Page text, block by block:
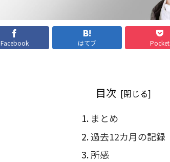
Facebook はてブ Pocket
目次
まとめ
過去12カ月の記録
所感